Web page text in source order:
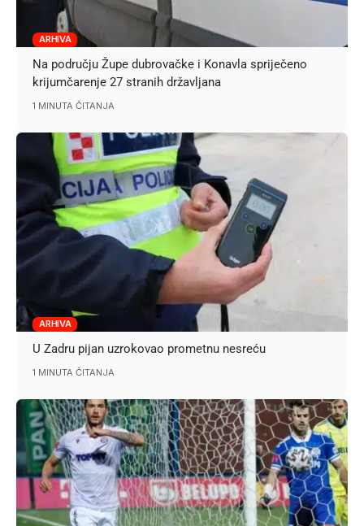
ARHIVA
Na području Župe dubrovačke i Konavla spriječeno
krijumčarenje 27 stranih državljana
1 MINUTA ČITANJA
ARHIVA
U Zadru pijan uzrokovao prometnu nesreću
1 MINUTA ČITANJA